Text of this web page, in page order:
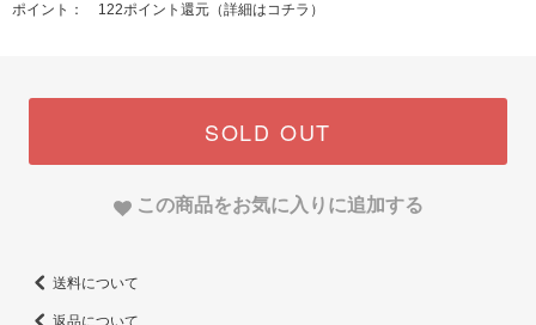
ポイント： 122ポイント還元（詳細はコチラ ）
SOLD OUT
この商品をお気に入りに追加する
送料について
返品について